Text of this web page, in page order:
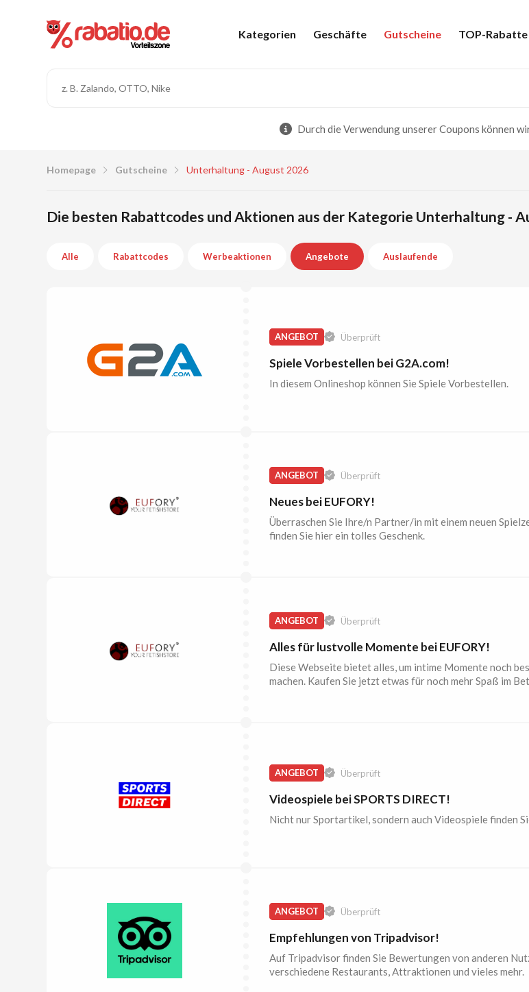
Kategorien Geschäfte Gutscheine TOP-Rabatte
Durch die Verwendung unserer Coupons können
Homepage Gutscheine Unterhaltung - August 2026
Die besten Rabattcodes und Aktionen aus der Kategorie Unterhaltung -
Alle Rabattcodes Werbeaktionen Angebote Auslaufende
ANGEBOT Überprüft
Spiele Vorbestellen bei G2A.com!
In diesem Onlineshop können Sie Spiele Vorbestellen.
ANGEBOT Überprüft
Neues bei EUFORY!
Überraschen Sie Ihre/n Partner/in mit einem neuen
finden Sie hier ein tolles Geschenk.
ANGEBOT Überprüft
Alles für lustvolle Momente bei EUFORY!
Diese Webseite bietet alles, um intime Momente noch
machen. Kaufen Sie jetzt etwas für noch mehr Spaß im
ANGEBOT Überprüft
Videospiele bei SPORTS DIRECT!
Nicht nur Sportartikel, sondern auch Videospiele finden
ANGEBOT Überprüft
Empfehlungen von Tripadvisor!
Auf Tripadvisor finden Sie Bewertungen von anderen
verschiedene Restaurants, Attraktionen und vieles mehr.